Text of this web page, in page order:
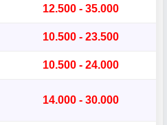
12.500 - 35.000
10.500 - 23.500
10.500 - 24.000
14.000 - 30.000